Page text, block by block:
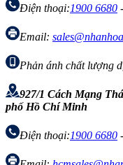
Điện thoại:1900 6680 -
Email:
Phản ánh chất lượng
927/1 Cách Mạng
phố Hồ Chí Minh
Điện thoại:1900 6680 -